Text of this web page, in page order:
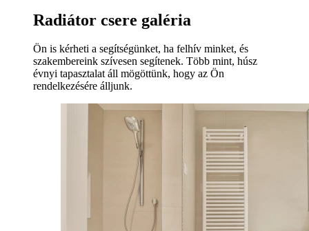
Radiátor csere galéria
Ön is kérheti a segítségünket, ha felhív minket, és
szakembereink szívesen segítenek. Több mint, húsz
évnyi tapasztalat áll mögöttünk, hogy az Ön
rendelkezésére álljunk.